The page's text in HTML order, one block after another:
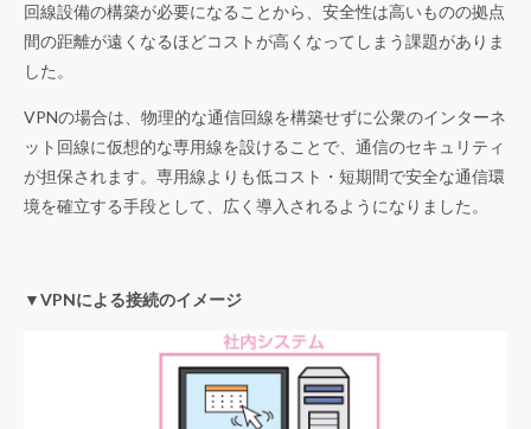
回線設備の構築が必要になることから、安全性は高いものの拠点
間の距離が遠くなるほどコストが高くなってしまう課題がありま
した。
VPNの場合は、物理的な通信回線を構築せずに公衆のインターネ
ット回線に仮想的な専用線を設けることで、通信のセキュリティ
が担保されます。専用線よりも低コスト・短期間で安全な通信環
境を確立する手段として、広く導入されるようになりました。
▼VPNによる接続のイメージ